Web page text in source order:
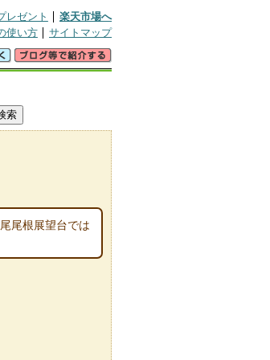
レゼント
楽天市場へ
使い方 サイトマップ
尾根展望台では